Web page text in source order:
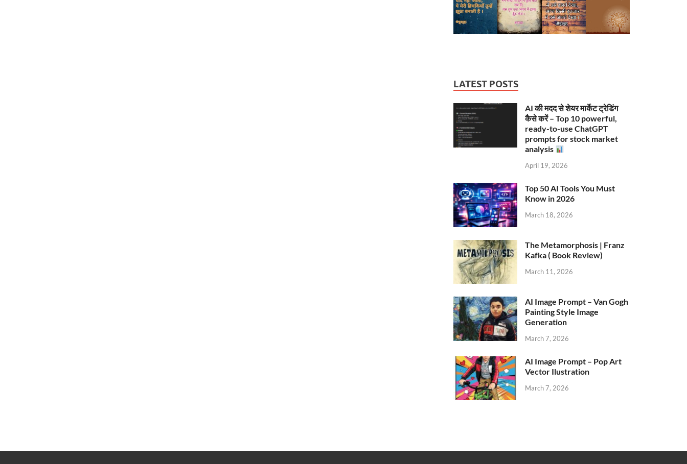
LATEST POSTS
AI की मदद से शेयर मार्केट ट्रेडिंग
कैसे करें – Top 10 powerful,
ready-to-use ChatGPT
prompts for stock market
analysis
April 19, 2026
Top 50 AI Tools You Must
Know in 2026
March 18, 2026
The Metamorphosis | Franz
Kafka ( Book Review)
March 11, 2026
AI Image Prompt – Van Gogh
Painting Style Image
Generation
March 7, 2026
AI Image Prompt – Pop Art
Vector Ilustration
March 7, 2026